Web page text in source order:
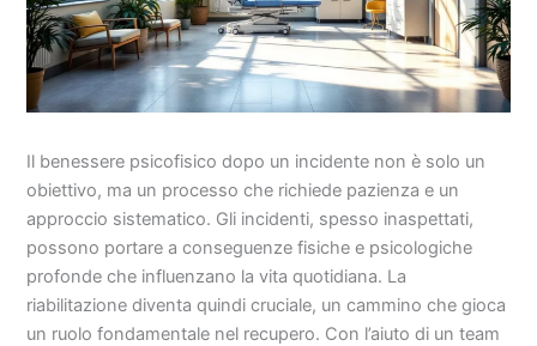
Il benessere psicofisico dopo un incidente non è solo un
obiettivo, ma un processo che richiede pazienza e un
approccio sistematico. Gli incidenti, spesso inaspettati,
possono portare a conseguenze fisiche e psicologiche
profonde che influenzano la vita quotidiana. La
riabilitazione diventa quindi cruciale, un cammino che gioca
un ruolo fondamentale nel recupero. Con l’aiuto di un team